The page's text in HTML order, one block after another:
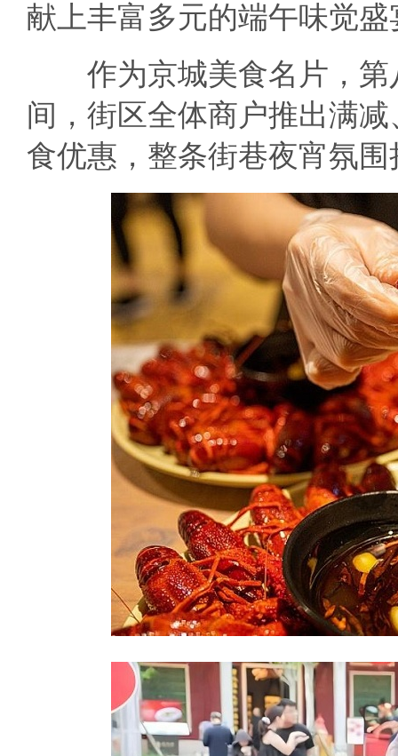
献上丰富多元的端午味觉盛
作为京城美食名片，第
间，街区全体商户推出满
食优惠，整条街巷夜宵氛围